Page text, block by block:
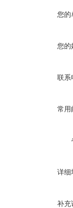
您的
您的
联系
常用
详细
补充